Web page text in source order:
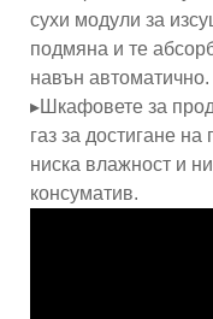
сухи модули за
подмяна и те
навън автоматично.
▸Шкафовете за
газ за достигане
ниска влажност и
консуматив.